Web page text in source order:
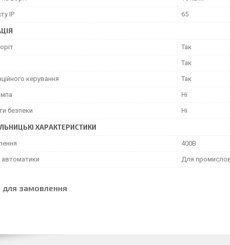
IP 65
Так
Так
керування Так
Ні
безпеки Ні
ХАРАКТЕРИСТИКИ
400В
Для
для замовлення